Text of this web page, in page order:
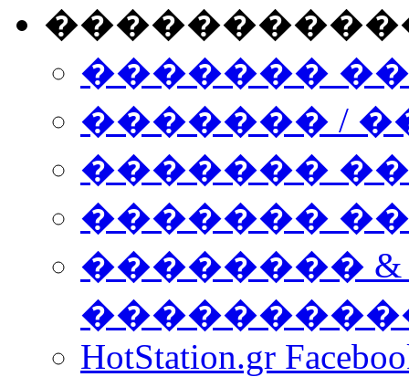
�������
������� /
�������
������� ���
��������
HotStation.gr